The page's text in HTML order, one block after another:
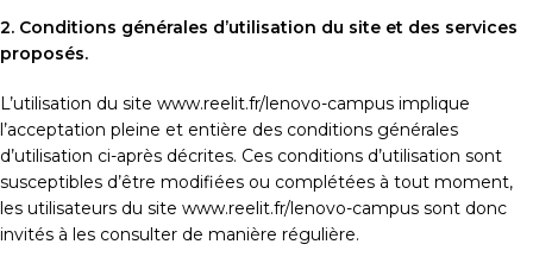
2. Conditions générales d’utilisation du site et des services
proposés.
L’utilisation du site www.reelit.fr/lenovo-campus implique
l’acceptation pleine et entière des conditions générales
d’utilisation ci-après décrites. Ces conditions d’utilisation sont
susceptibles d’être modifiées ou complétées à tout moment,
les utilisateurs du site www.reelit.fr/lenovo-campus sont donc
invités à les consulter de manière régulière.